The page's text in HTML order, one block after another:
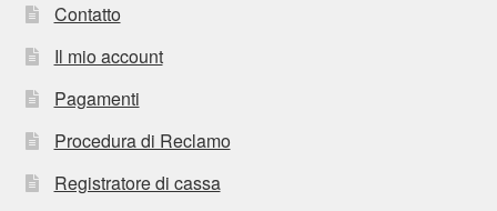
Contatto
Il mio account
Pagamenti
Procedura di Reclamo
Registratore di cassa